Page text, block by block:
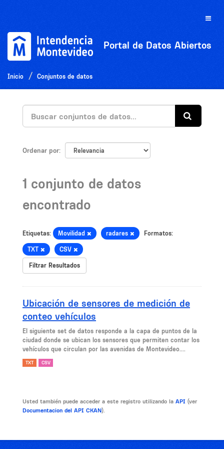
Toggle
Portal de Datos Abiertos
Inicio Conjuntos de datos
Ordenar por
1 conjunto de datos
encontrado
Etiquetas: Movilidad radares Formatos:
TXT CSV
Filtrar Resultados
Ubicación de sensores de medición de
conteo vehículos
El siguiente set de datos responde a la capa de puntos de la
ciudad donde se ubican los sensores que permiten contar los
vehículos que circulan por las avenidas de Montevideo....
TXT CSV
Usted también puede acceder a este registro utilizando la API (ver
Documentacion del API CKAN).